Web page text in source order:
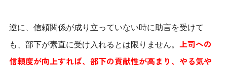
逆に、信頼関係が成り立っていない時に助言を受けて
も、部下が素直に受け入れるとは限りません。 上司への
信頼度が向上すれば、部下の貢献性が高まり、やる気や